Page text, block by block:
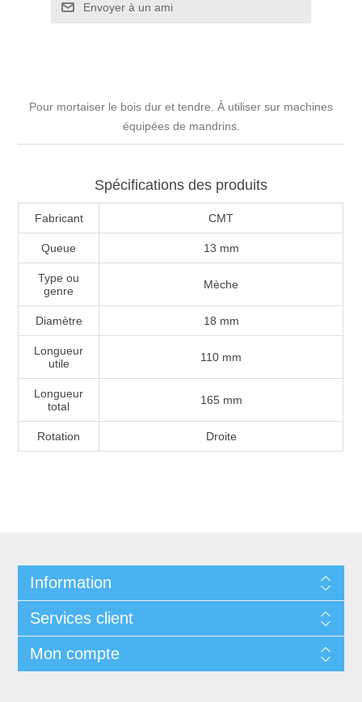
Pour mortaiser le bois dur et tendre. À utiliser sur machines
équipées de mandrins.
Spécifications des produits
Fabricant CMT
Queue 13 mm
Type ou
genre
Mèche
Diamètre 18 mm
Longueur
utile
110 mm
Longueur
total
165 mm
Rotation Droite
Information
Services client
Mon compte